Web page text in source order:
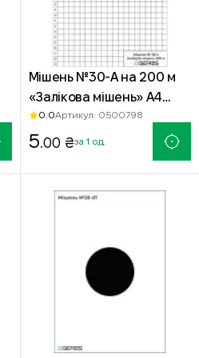
Мішень №30-А на 200 м
«Залікова мішень» А4
чорна — офсетний папір
0.0Артикул: 0500798
5.00 ₴за 1 од.